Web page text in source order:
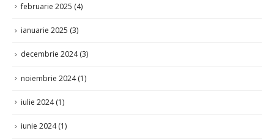
februarie 2025 (4)
ianuarie 2025 (3)
decembrie 2024(3)
noiembrie 2024(1)
iulie 2024(1)
iunie 2024(1)